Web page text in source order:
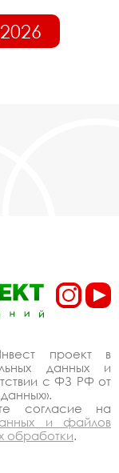
проект в
данных и
с ФЗ РФ от
согласие на
и файлов
обработки.